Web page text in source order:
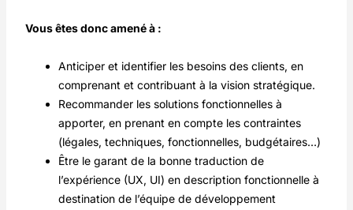
Vous êtes donc amené à :
Anticiper et identifier les besoins des clients, en
comprenant et contribuant à la vision stratégique.
Recommander les solutions fonctionnelles à
apporter, en prenant en compte les contraintes
(légales, techniques, fonctionnelles, budgétaires…)
Être le garant de la bonne traduction de
l’expérience (UX, UI) en description fonctionnelle à
destination de l’équipe de développement